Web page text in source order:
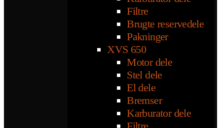
Filtre
Brugte reservedele
Pakninger
XVS 650
Motor dele
Stel dele
El dele
Bremser
Karburator dele